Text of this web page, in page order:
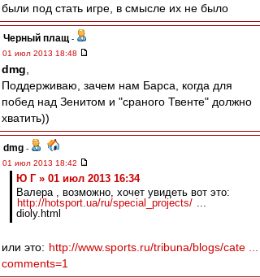
были под стать игре, в смысле их не было
Черный плащ -
01 июл 2013 18:48
dmg
Поддерживаю, зачем нам Барса, когда для
побед над Зенитом и "сраного Твенте" должно
хватить))
dmg -
01 июл 2013 18:42
Ю Г » 01 июл 2013 16:34
Валера , возможно, хочет увидеть вот это:
http://hotsport.ua/ru/special_projects/ ...
dioly.html
или это: http://www.sports.ru/tribuna/blogs/cate ...
comments=1